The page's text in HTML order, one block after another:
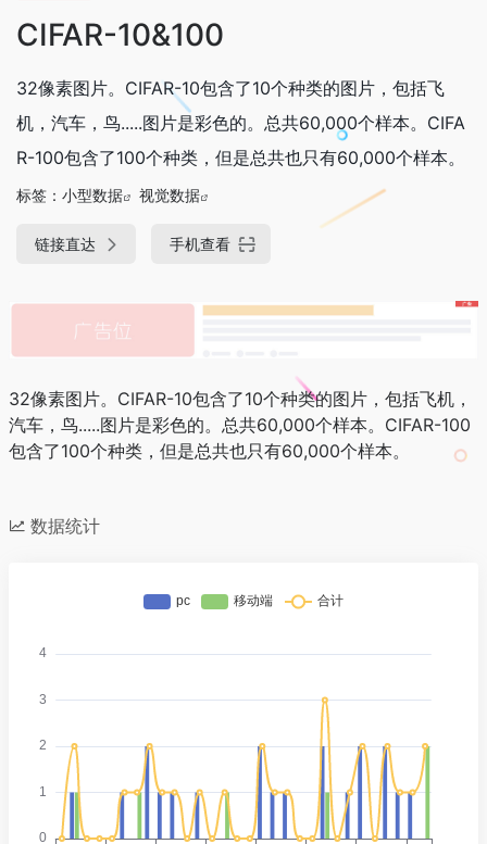
CIFAR-10&100
32像素图片。CIFAR-10包含了10个种类的图片，包括飞
机，汽车，鸟.....图片是彩色的。总共60,000个样本。CIFA
R-100包含了100个种类，但是总共也只有60,000个样本。
标签： 小型数据 视觉数据
链接直达 手机查看
32像素图片。CIFAR-10包含了10个种类的图片，包括飞机，
汽车，鸟.....图片是彩色的。总共60,000个样本。CIFAR-100
包含了100个种类，但是总共也只有60,000个样本。
数据统计